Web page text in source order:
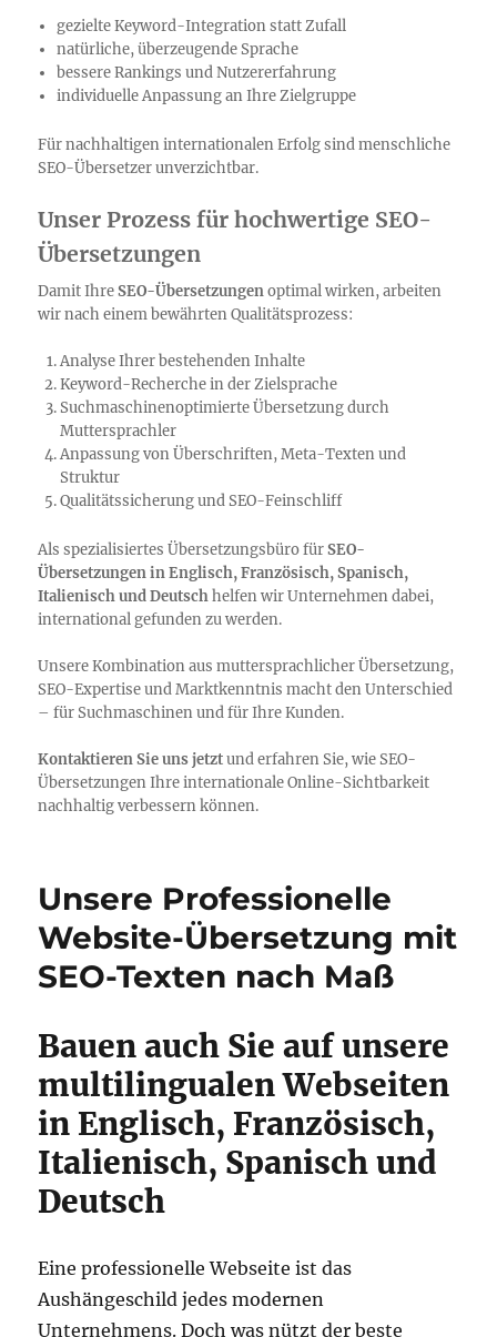
gezielte Keyword-Integration statt Zufall
natürliche, überzeugende Sprache
bessere Rankings und Nutzererfahrung
individuelle Anpassung an Ihre Zielgruppe
Für nachhaltigen internationalen Erfolg sind menschliche
SEO-Übersetzer unverzichtbar.
Unser Prozess für hochwertige SEO-
Übersetzungen
Damit IhreSEO-Übersetzungenoptimal wirken, arbeiten
wir nach einem bewährten Qualitätsprozess:
Analyse Ihrer bestehenden Inhalte
Keyword-Recherche in der Zielsprache
Suchmaschinenoptimierte Übersetzung durch
Muttersprachler
Anpassung von Überschriften, Meta-Texten und
Struktur
Qualitätssicherung und SEO-Feinschliff
Als spezialisiertes Übersetzungsbüro fürSEO-
Übersetzungen in Englisch, Französisch, Spanisch,
Italienisch und Deutschhelfen wir Unternehmen dabei,
international gefunden zu werden.
Unsere Kombination aus muttersprachlicher Übersetzung,
SEO-Expertise und Marktkenntnis macht den Unterschied
– für Suchmaschinen und für Ihre Kunden.
Kontaktieren Sie uns jetztund erfahren Sie, wie SEO-
Übersetzungen Ihre internationale Online-Sichtbarkeit
nachhaltig verbessern können.
Unsere Professionelle
Website-Übersetzung mit
SEO-Texten nach Maß
Bauen auch Sie auf unsere
multilingualen Webseiten
in Englisch, Französisch,
Italienisch, Spanisch und
Deutsch
Eine professionelle Webseite ist das
Aushängeschild jedes modernen
Unternehmens. Doch was nützt der beste